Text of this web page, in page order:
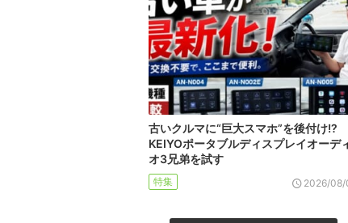
古いクルマに“巨大スマホ”を後付け!?
KEIYOポータブルディスプレイオーデ
オ3兄弟を試す
特集 2026/08/